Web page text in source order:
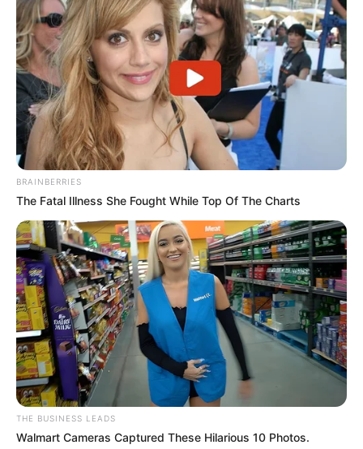
BRAINBERRIES
The Fatal Illness She Fought While Top Of The Charts
THE BUSINESS LEADS
Walmart Cameras Captured These Hilarious 10 Photos.